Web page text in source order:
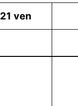
21 ven